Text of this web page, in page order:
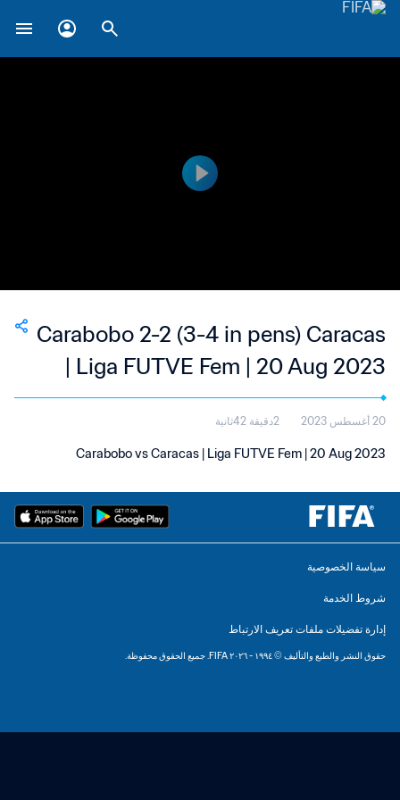
Carabobo 2-2 (3-4 in pens) Caracas
| Liga FUTVE Fem | 20 Aug 2023
20 أغسطس 2023 2دقيقة 42ثانية
Carabobo vs Caracas | Liga FUTVE Fem | 20 Aug 2023
سياسة الخصوصية
شروط الخدمة
إدارة تفضيلات ملفات تعريف الارتباط
حقوق النشر والطبع والتأليف © ١٩٩٤ - ٢٠٢٦ FIFA. جميع الحقوق محفوظة.